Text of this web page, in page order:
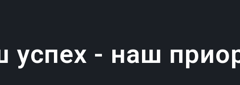
успех - наш